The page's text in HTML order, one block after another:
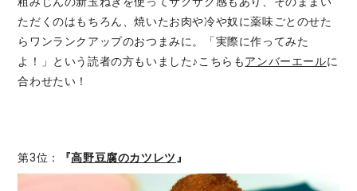
ただくのはもちろん、焼いたお肉や冷や奴に薬味ごとのせた
らワンランクアップのおつまみに。「実際に作ってみた
よ！」という読者の方もいました♪こちらもアンバーエールに
合わせたい！
第3位： 『高野豆腐のカツレツ 』